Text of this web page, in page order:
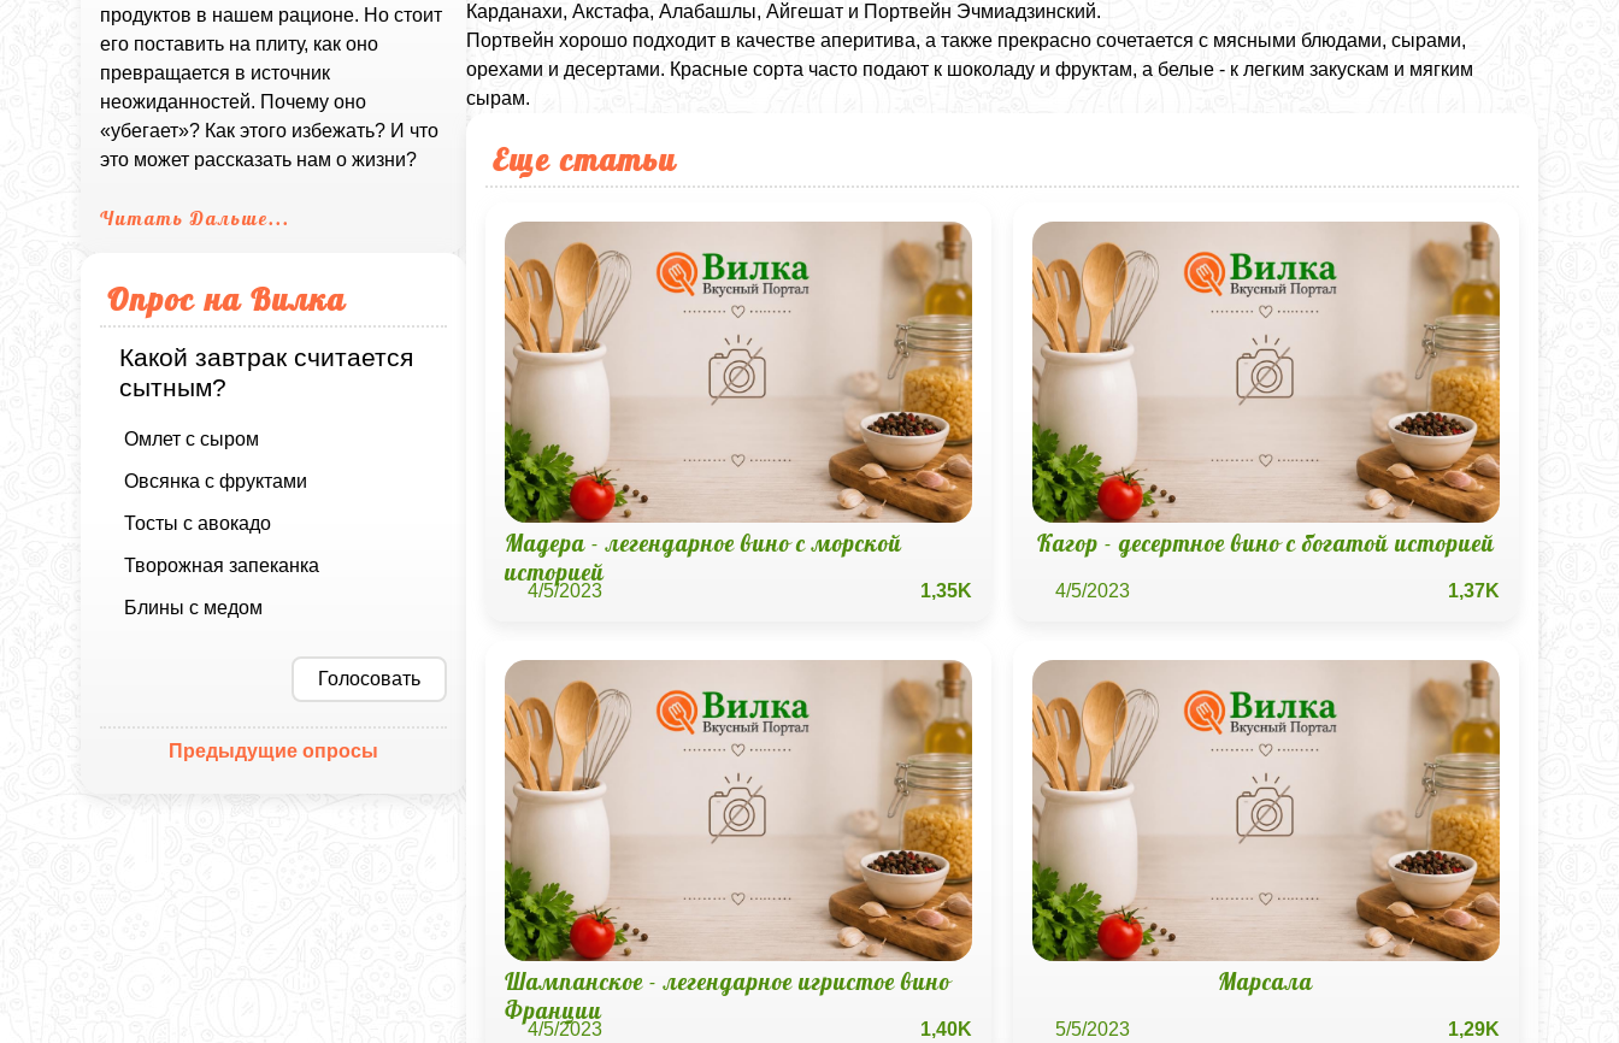
продуктов в нашем рационе. Но стоит
его поставить на плиту, как оно
превращается в источник
неожиданностей. Почему оно
«убегает»? Как этого избежать? И что
это может рассказать нам о жизни?
Читать Дальше...
Опрос на Вилка
Какой завтрак считается
сытным?
Омлет с сыром
Овсянка с фруктами
Тосты с авокадо
Творожная запеканка
Блины с медом
Голосовать
Предыдущие опросы
Карданахи, Акстафа, Алабашлы, Айгешат и Портвейн Эчмиадзинский.
Портвейн хорошо подходит в качестве аперитива, а также прекрасно сочетается с мясными блюдами, сырами,
орехами и десертами. Красные сорта часто подают к шоколаду и фруктам, а белые - к легким закускам и мягким
сырам.
Еще статьи
Мадера - легендарное вино с морской
историей
4/5/2023 1,35K
Кагор - десертное вино с богатой историей
4/5/2023 1,37K
Шампанское - легендарное игристое вино
Франции
4/5/2023 1,40K
Марсала
5/5/2023 1,29K